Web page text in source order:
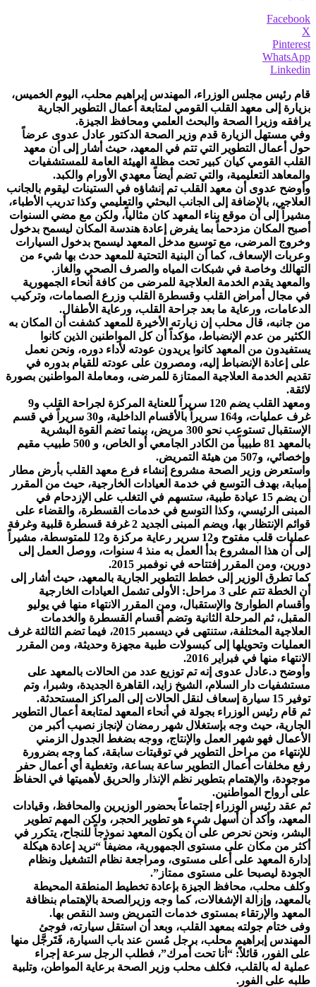
Facebook
X
Pinterest
WhatsApp
Linkedin
قام رئيس مجلس الوزراء، المهندس إبراهيم محلب، اليوم الخميس،
بزيارة إلى معهد القلب القومي لمتابعة أعمال التطوير الجارية
يرافقه وزيرا الصحة والبحث العلمي ومحافظ الجيزة.
وفي مستهل الزيارة قدم وزير الصحة الدكتور عادل عدوى عرضاً
حول أعمال التطوير التي تتم في المعهد، حيث أشار إلى أن معهد
القلب القومي كيان كبير تحت مظلة الهيئة العامة للمستشفيات
والمعاهد التعليمية، والتي تضم أيضاً معهدي الأورام والكبد.
وأوضح عدوى أن معهد القلب تم إنشاؤه في الستينات ليقوم بالجانب
العلاجي، بالإضافة إلى الجانب البحثي والتعليمي وكذا تدريب الأطباء،
مشيراً إلى أن موقع بناء المعهد كان مثالياً، ولكن مع مضي السنوات
أصبح المكان مزدحماً بما يفرض إعادة هندسة المكان ليسمح بدخول
وخروج المرضى، مع توسيع مدخل المعهد ليسمح بدخول السيارات
وعربات الإسعاف، كما أن البنية التحتية للمعهد حدث بها شيء من
التهالك وخاصة في شبكات المياه والصرف الصحي والغاز.
والمعهد يقدم الخدمة العلاجية للمرضى من كافة أنحاء الجمهورية
في مجال أمراض القلب وقسطرة القلب وزرع الصمامات، وتركيب
الدعامات، ورعاية ما بعد جراحة القلب، ورعاية الأطفال.
من جانبه، قال محلب إن زيارته الأخيرة للمعهد كشفت أن المكان به
الكثير من عدم الإنضباط، مؤكداً أن كل المواطنين الذين كانوا
يستفيدون من المعهد كانوا يريدون عودته لأداء دوره، ونحن نعمل
على إعادة الإنضباط إليه، ومصرون على عودته للقيام بدوره في
تقديم الخدمة العلاجية الممتازة للمرضى، ومعاملة المواطنين بصورة
لائقة.
ومعهد القلب يضم 120 سريراً للعناية المركزة لجراحة القلب و9
غرف عمليات، و164 سريراً بالأقسام الداخلية، و30 سريراً في قسم
الإستقبال تستوعب نحو 300 مريض، بينما تضم القوة البشرية
بالمعهد 81 طبيباً من الكادر الجامعي أو الخاص، و 500 طبيب مقيم
وإخصائي، و507 من هيئة التمريض.
واستعرض وزير الصحة مشروع إنشاء فرع معهد القلب بأرض مطار
إمبابة، بهدف التوسع في خدمة العيادات الخارجية، حيث من المقرر
أن يضم 15 عيادة طبية، ستسهم في التغلب على الإزدحام في
المبنى الرئيسي، وكذا التوسع في خدمات القسطرة، والقضاء على
قوائم الإنتظار بها، ويضم المبنى الجديد 2 غرفة قسطرة قلبية وغرفة
عمليات قلب مفتوح و12 سرير رعاية مركزة و12 للمتوسطة، مشيراً
إلى أن هذا المشروع بدأ العمل به منذ 4 سنوات، ووصل العمل إلى
دورين، ومن المقرر إفتتاحه في نوفمبر 2015.
كما تطرق الوزير إلى خطط التطوير الجارية بالمعهد، حيث أشار إلى
أن الخطة تتم على 3 مراحل: الأولى تشمل العيادات الخارجية
وأقسام الطوارئ والإستقبال، ومن المقرر الانتهاء منها في يوليو
المقبل، ثم المرحلة الثانية وتضم أقسام القسطرة والخدمات
العلاجية المختلفة، ستنتهى في ديسمبر 2015، فيما تضم الثالثة غرف
العمليات وتحويلها إلى كبسولات طبية مجهزة وحديثة، ومن المقرر
الانتهاء منها في فبراير 2016.
وأوضح د.عادل عدوى إنه تم توزيع عدد من الحالات بالمعهد على
مستشفيات دار السلام، الشيخ زايد، القاهرة الجديدة، وشبرا، وتم
توفير 15 سيارة إسعاف لنقل الحالات إلى المراكز المستحدثة.
ثم قام رئيس الوزراء بجولة في أنحاء المعهد لمتابعة أعمال التطوير
الجارية، حيث وجه بإستغلال شهر رمضان لإنجاز نصيب أكبر من
الأعمال فهو شهر العمل والإنتاج، ووجه بضغط الجدول الزمني
للإنتهاء من مراحل التطوير في توقيتات سابقة، كما وجه بضرورة
رفع مخلفات أعمال التطوير ساعة بساعة، وتغطية أي أعمال حفر
موجودة، والإهتمام بتطوير نظم الإنذار والحريق لأهميتها في الحفاظ
على أرواح المواطنين.
ثم عقد رئيس الوزراء إجتماعاً بحضور الوزيرين والمحافظ، وقيادات
المعهد، وأكد أن أسهل شيء هو تطوير الحجر، ولكن المهم تطوير
البشر، ونحن نحرص على أن يكون المعهد نموذجاً للنجاح، يتكرر في
أكثر من مكان على مستوى الجمهورية، مضيفاً “نريد إعادة هيكلة
إدارة المعهد على أعلى مستوى، ومراجعة نظام التشغيل ونظام
الجودة ليصبحا على مستوى ممتاز”.
وكلف محلب، محافظ الجيزة بإعادة تخطيط المنطقة المحيطة
بالمعهد، وإزالة الإشغالات، كما وجه وزيرالصحة بالإهتمام بنظافة
المعهد والإرتقاء بمستوى خدمات التمريض وسد النقص بها.
وفى ختام جولته بمعهد القلب، وبعد أن استقل سيارته، فوجئ
المهندس إبراهيم محلب، برجل مُسن عند باب السيارة، فَتَرجَّل منها
على الفور، قائلاً: “أنا تحت أمرك”، فطلب الرجل سرعة إجراء
عملية له بالقلب، فكلف محلب وزير الصحة برعاية المواطن، وتلبية
طلبه على الفور.